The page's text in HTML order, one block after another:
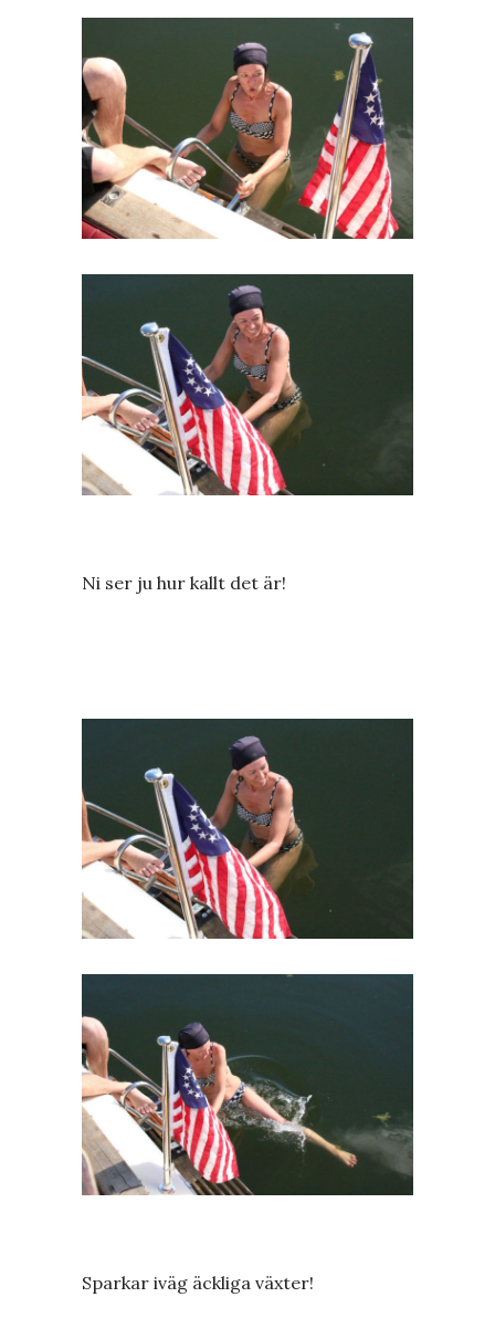
Ni ser ju hur kallt det är!
Sparkar iväg äckliga växter!